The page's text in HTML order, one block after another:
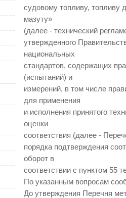
судовому топливу, топливу
мазуту»
(далее - технический
утвержденного
национальных
стандартов, содержащих
(испытаний) и
измерений, в том числе
для применения
и исполнения принятого
оценки
соответствия (далее -
порядка подтверждения
оборот в
соответствии с пунктом 55
По указанным вопросам
До утверждения Перечня